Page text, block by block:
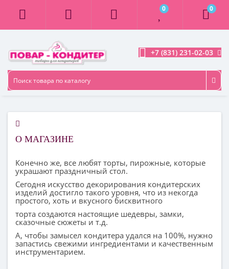
0 0
+7 (831) 231-02-03
О МАГАЗИНЕ
Конечно же, все любят торты, пирожные, которые
украшают праздничный стол.
Сегодня искусство декорирования кондитерских
изделий достигло такого уровня, что из некогда
простого, хоть и вкусного бисквитного
торта создаются настоящие шедевры, замки,
сказочные сюжеты и т.д.
А, чтобы замысел кондитера удался на 100%, нужно
запастись свежими ингредиентами и качественным
инструментарием.